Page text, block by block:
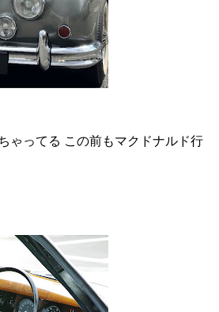
ゃってる この前もマクドナルド行